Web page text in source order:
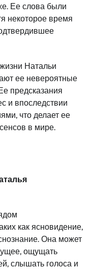
Ее слова были
некоторое время
Натальи
ее невероятные
предсказания
и впоследствии
что делает ее
в мире.
как ясновидение,
Она может
ощущать
слышать голоса и